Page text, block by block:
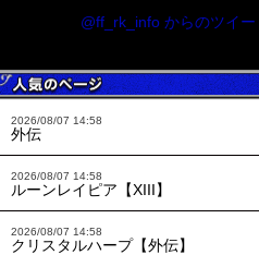
@ff_rk_info からのツイー
2026/08/07 14:58
外伝
2026/08/07 14:58
ルーンレイピア【XIII】
2026/08/07 14:58
クリスタルハープ【外伝】